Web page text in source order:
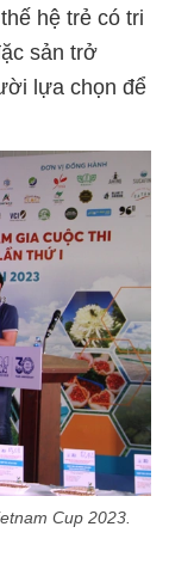
hệ trẻ có tri
sản trở
lựa chọn để
Cup 2023.